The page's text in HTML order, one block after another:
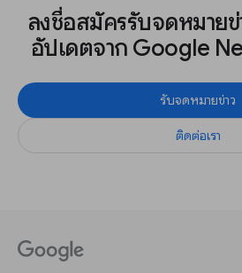
ลงชื่อสมัครรับจดหมาย
อัปเดตจาก Google
รับจดหมายข่าว
ติดต่อเรา